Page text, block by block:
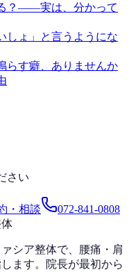
？——実は、分かって
しょ」と言うようにな
らす癖、ありませんか
さい
・相談
072-841-0808
シア整体で、腰痛・肩
ます。院長が最初から